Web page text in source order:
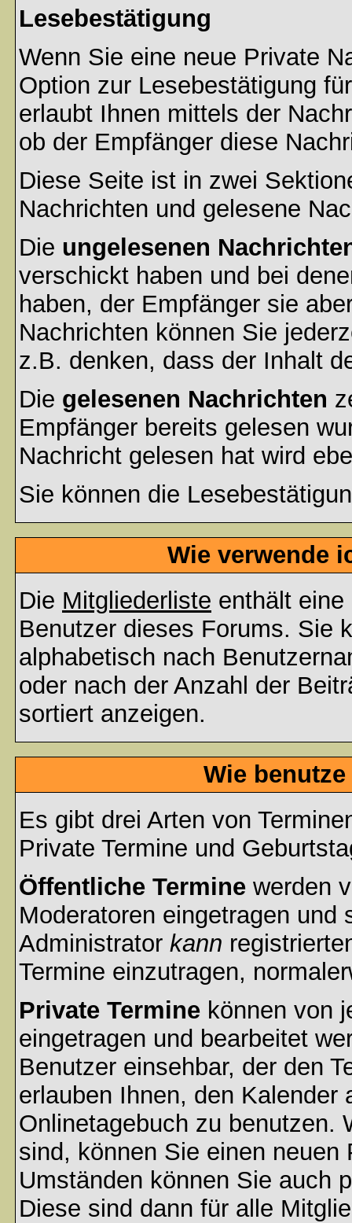
Lesebestätigung
Wenn Sie eine neue Private
Option zur Lesebestätigung
erlaubt Ihnen mittels der
ob der Empfänger diese
Diese Seite ist in zwei
Nachrichten und gelesene
Die ungelesenen
verschickt haben und bei
haben, der Empfänger sie
Nachrichten können Sie
z.B. denken, dass der Inhalt
Die gelesenen Nachrichten
Empfänger bereits gelesen
Nachricht gelesen hat wird
Sie können die
Wie verwende
Die Mitgliederliste enthält
Benutzer dieses Forums. Sie
alphabetisch nach
oder nach der Anzahl der
sortiert anzeigen.
Wie
Es gibt drei Arten von
Private Termine und
Öffentliche Termine werden
Moderatoren eingetragen und
Administrator kann
Termine einzutragen,
Private Termine können von
eingetragen und bearbeitet
Benutzer einsehbar, der den
erlauben Ihnen, den
Onlinetagebuch zu benutzen.
sind, können Sie einen neuen
Umständen können Sie auch
Diese sind dann für alle